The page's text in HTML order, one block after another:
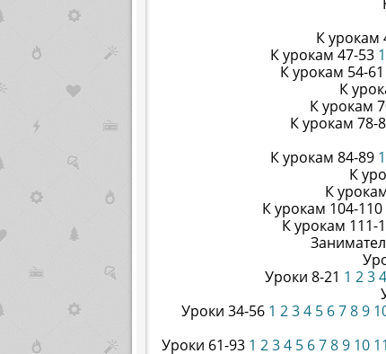
К урокам
К урокам 47-53 1
К урокам 54-61
К
К урокам
К урокам 78-
К урокам 84-89 1
К
К
К урокам 104-110
К урокам 111-
Уроки 8-21 1 234
Уроки 34-56 1 234 5 6789
Уроки 61-93 1 234 5 6789 10 11